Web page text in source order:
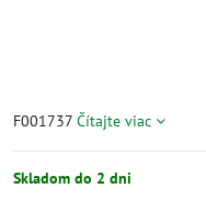
F001737 Čítajte viac
Skladom do 2 dni